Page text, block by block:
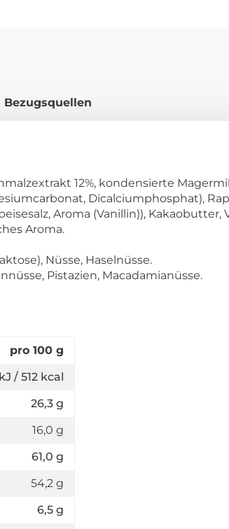
Bezugsquellen
12%, kondensierte
Dicalciumphosphat),
Aroma (Vanillin)),
Aroma.
Nüsse, Haselnüsse.
Pistazien, Macadamianüsse.
pro 100 g
/ 512 kcal
26,3 g
16,0 g
61,0 g
54,2 g
6,5 g